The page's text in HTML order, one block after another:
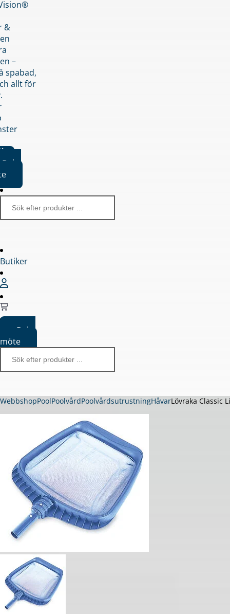
&
–
spabad,
allt för
Boka
Butiker
Boka
möte
WebbshopPoolPoolvårdPoolvårdsutrustningHåvarLövraka Classic